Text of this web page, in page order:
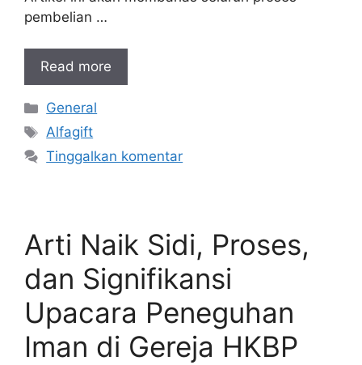
pembelian …
Read more
Kategori
General
Tag
Alfagift
Tinggalkan komentar
Arti Naik Sidi, Proses,
dan Signifikansi
Upacara Peneguhan
Iman di Gereja HKBP